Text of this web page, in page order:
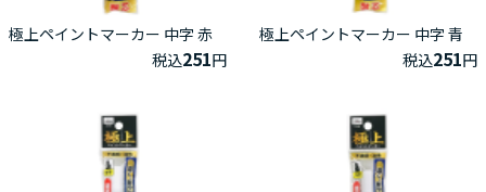
極上ペイントマーカー 中字 赤
税込251円
極上ペイントマーカー 中字 青
税込251円